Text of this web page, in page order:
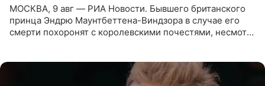
МОСКВА, 9 авг — РИА Новости. Бывшего британского
принца Эндрю Маунтбеттена-Виндзора в случае его
смерти похоронят с королевскими почестями, несмотря